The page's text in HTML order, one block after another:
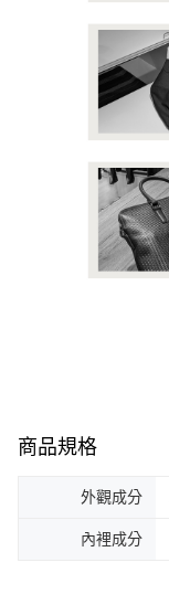
商品規格
外觀成分
內裡成分